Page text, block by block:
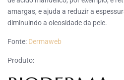
amargas, e ajuda a reduzir a
diminuindo a oleosidade da pele.
Fonte: Dermaweb
Produto: